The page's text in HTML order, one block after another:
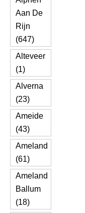
Aan De
Rijn
(647)
Alteveer
(1)
Alverna
(23)
Ameide
(43)
Ameland
(61)
Ameland
Ballum
(18)